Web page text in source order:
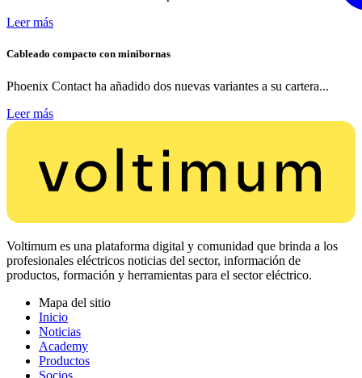
Leer más
Cableado compacto con minibornas
Phoenix Contact ha añadido dos nuevas variantes a su cartera...
Leer más
Voltimum es una plataforma digital y comunidad que brinda a los
profesionales eléctricos noticias del sector, información de
productos, formación y herramientas para el sector eléctrico.
Mapa del sitio
Inicio
Noticias
Academy
Productos